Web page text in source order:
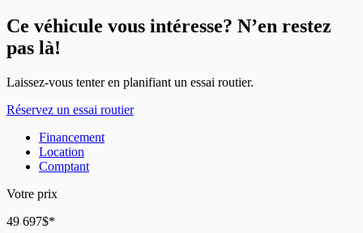
Ce véhicule vous intéresse? N’en restez
pas là!
Laissez-vous tenter en planifiant un essai routier.
Réservez un essai routier
Financement
Location
Comptant
Votre prix
49 697$*